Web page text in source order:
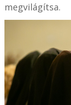
megvilágítsa.